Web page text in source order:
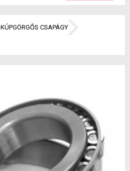
KÚPGÖRGŐS CSAPÁGY